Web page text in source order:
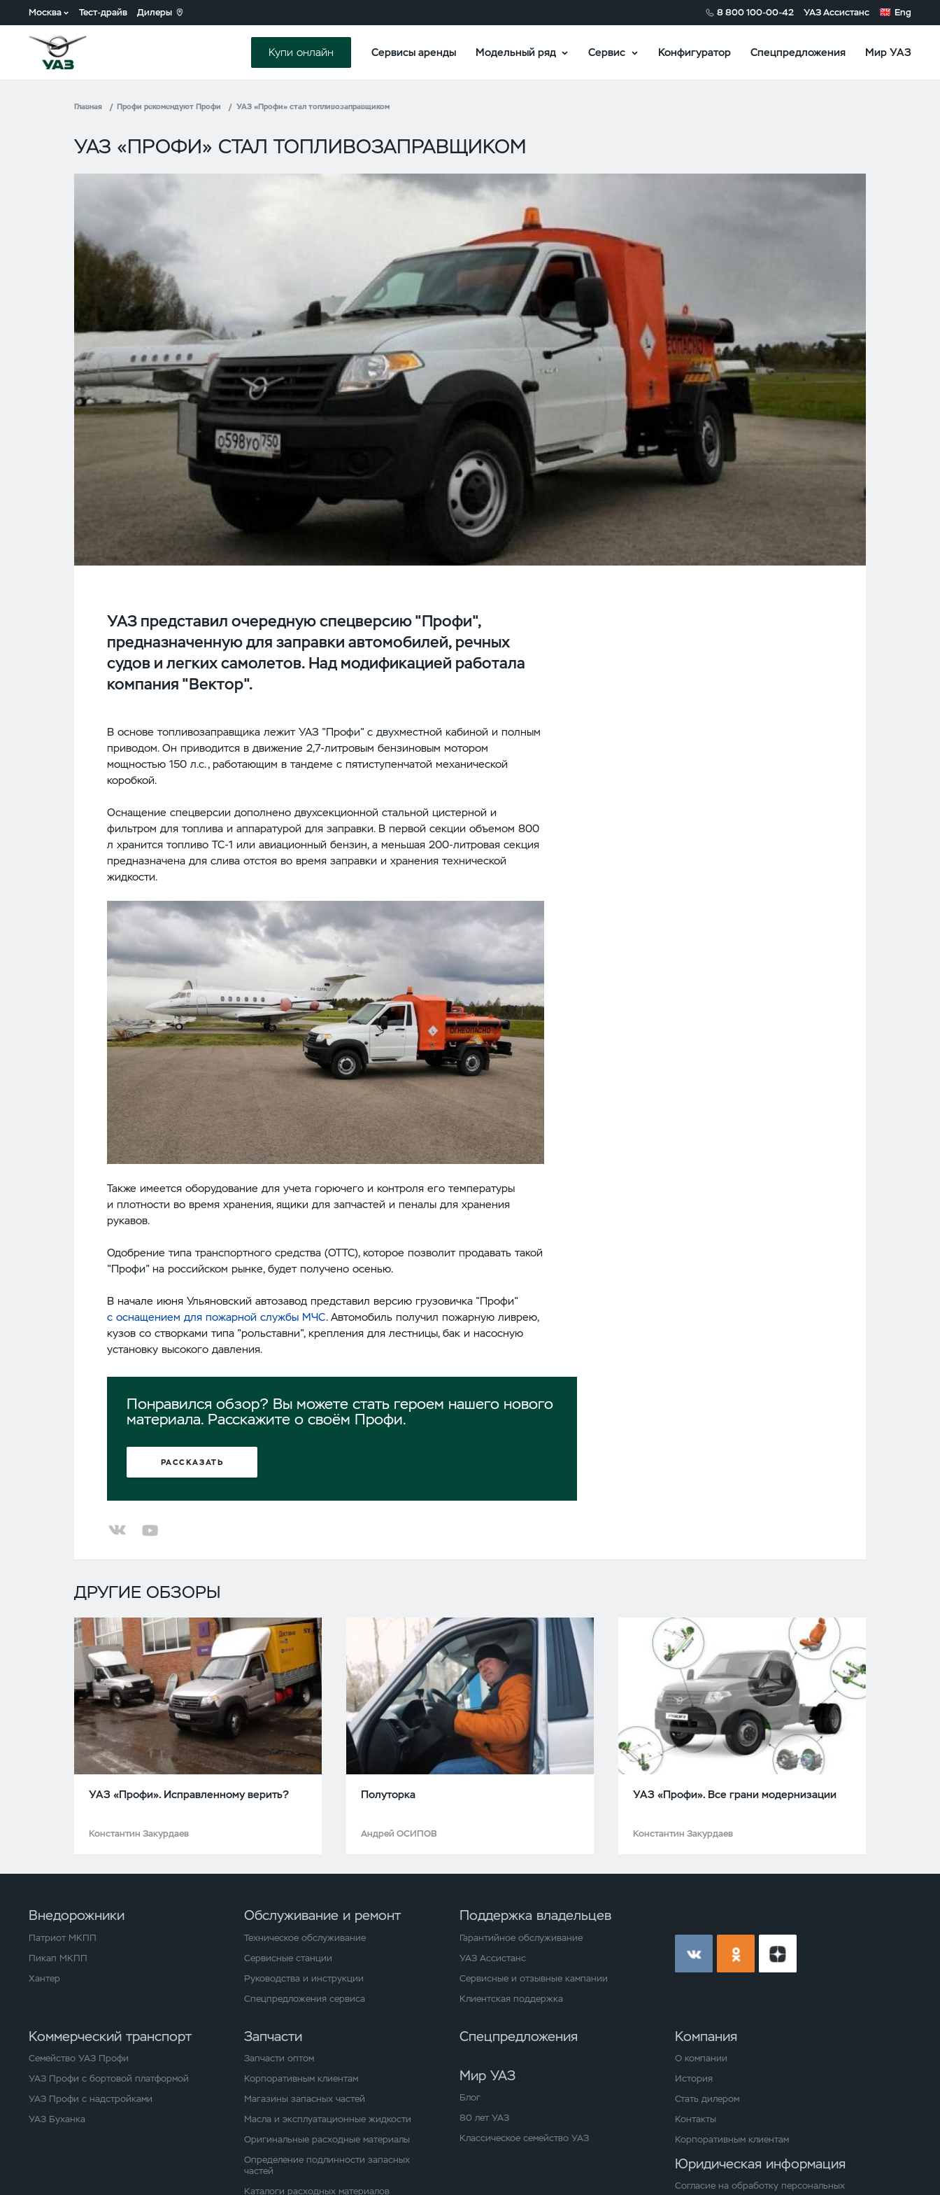
Москва Тест-драйв Дилеры 8 800 100-00-42 УАЗ Ассистанс Eng
Купи онлайн Сервисы аренды Модельный ряд Сервис Конфигуратор Спецпредложения Мир УАЗ
Главная Профи рекомендуют Профи УАЗ «Профи» стал топливозаправщиком
УАЗ «ПРОФИ» СТАЛ ТОПЛИВОЗАПРАВЩИКОМ
УАЗ представил очередную спецверсию "Профи",
предназначенную для заправки автомобилей, речных
судов и легких самолетов. Над модификацией работала
компания "Вектор".
В основе топливозаправщика лежит УАЗ "Профи" с двухместной кабиной и полным
приводом. Он приводится в движение 2,7-литровым бензиновым мотором
мощностью 150 л.с., работающим в тандеме с пятиступенчатой механической
коробкой.
Оснащение спецверсии дополнено двухсекционной стальной цистерной и
фильтром для топлива и аппаратурой для заправки. В первой секции объемом 800
л хранится топливо ТС-1 или авиационный бензин, а меньшая 200-литровая секция
предназначена для слива отстоя во время заправки и хранения технической
жидкости.
Также имеется оборудование для учета горючего и контроля его температуры
и плотности во время хранения, ящики для запчастей и пеналы для хранения
рукавов.
Одобрение типа транспортного средства (ОТТС), которое позволит продавать такой
"Профи" на российском рынке, будет получено осенью.
В начале июня Ульяновский автозавод представил версию грузовичка "Профи"
с оснащением для пожарной службы МЧС. Автомобиль получил пожарную ливрею,
кузов со створками типа "рольставни", крепления для лестницы, бак и насосную
установку высокого давления.
Понравился обзор? Вы можете стать героем нашего нового
материала. Расскажите о своём Профи.
РАССКАЗАТЬ
ДРУГИЕ ОБЗОРЫ
УАЗ «Профи». Исправленному верить?
Константин Закурдаев
Полуторка
Андрей ОСИПОВ
УАЗ «Профи». Все грани модернизации
Константин Закурдаев
Внедорожники
Патриот МКПП
Пикап МКПП
Хантер
Обслуживание и ремонт
Техническое обслуживание
Сервисные станции
Руководства и инструкции
Спецпредложения сервиса
Поддержка владельцев
Гарантийное обслуживание
УАЗ Ассистанс
Сервисные и отзывные кампании
Клиентская поддержка
Коммерческий транспорт
Семейство УАЗ Профи
УАЗ Профи с бортовой платформой
УАЗ Профи с надстройками
УАЗ Буханка
Запчасти
Запчасти оптом
Корпоративным клиентам
Магазины запасных частей
Масла и эксплуатационные жидкости
Оригинальные расходные материалы
Определение подлинности запасных
частей
Каталоги расходных материалов
Спецпредложения
Мир УАЗ
Блог
80 лет УАЗ
Классическое семейство УАЗ
Компания
О компании
История
Стать дилером
Контакты
Корпоративным клиентам
Юридическая информация
Согласие на обработку персональных